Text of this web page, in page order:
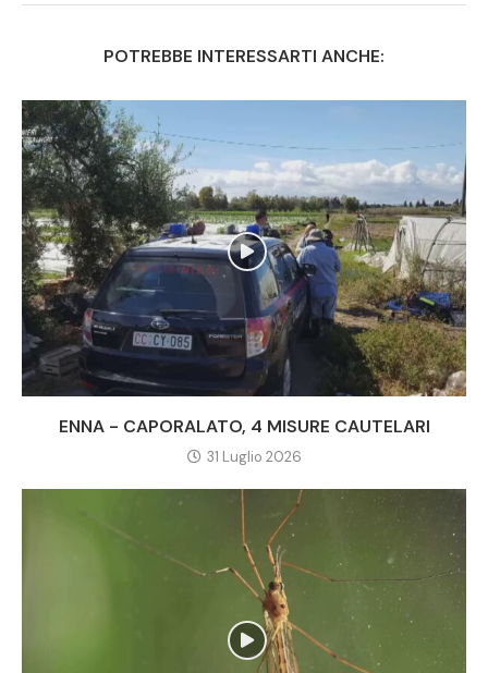
POTREBBE INTERESSARTI ANCHE:
ENNA - CAPORALATO, 4 MISURE CAUTELARI
31 Luglio 2026